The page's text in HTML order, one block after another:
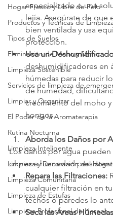
Hogar Fresco y Libre de Pelo
Productos y Técnicas de
Tipos de Suelos
Eliminación de Moho y Moho
Limpieza Sostenible
Servicios de limpieza de
Limpiar y Organizar
El Poder de la Aromaterapia
Rutina Nocturna
Limpieza Inteligente
Limpieza y Decoración del Hogar
Limpieza Comunitaria
Limpieza de Estufas
Limpieza Profesional de Hornos
especializado o una
lejía. Asegúrate de que
bien ventilada y usa
protección.
Usa un
deshumidificadores en
húmedas para reducir
de humedad,
crecimiento del moho y
hongos.
Aborda los Daños por
Los daños por agua
olores a humedad
Repara las Filtraciones:
cualquier filtración en
techos o paredes lo
Seca las Áreas